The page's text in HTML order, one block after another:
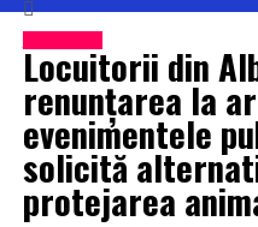
Locuitorii din
renunțarea la
evenimentele
solicită
protejarea